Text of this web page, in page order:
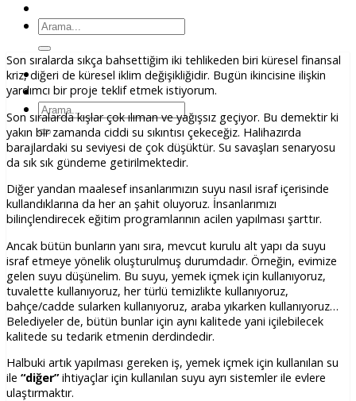
Ara:
Ara:
Son sıralarda sıkça bahsettiğim iki tehlikeden biri küresel finansal
kriz, diğeri de küresel iklim değişikliğidir. Bugün ikincisine ilişkin
yardımcı bir proje teklif etmek istiyorum.
Son sıralarda kışlar çok ılıman ve yağışsız geçiyor. Bu demektir ki
yakın bir zamanda ciddi su sıkıntısı çekeceğiz. Halihazırda
barajlardaki su seviyesi de çok düşüktür. Su savaşları senaryosu
da sık sık gündeme getirilmektedir.
Diğer yandan maalesef insanlarımızın suyu nasıl israf içerisinde
kullandıklarına da her an şahit oluyoruz. İnsanlarımızı
bilinçlendirecek eğitim programlarının acilen yapılması şarttır.
Ancak bütün bunların yanı sıra, mevcut kurulu alt yapı da suyu
israf etmeye yönelik oluşturulmuş durumdadır. Örneğin, evimize
gelen suyu düşünelim. Bu suyu, yemek içmek için kullanıyoruz,
tuvalette kullanıyoruz, her türlü temizlikte kullanıyoruz,
bahçe/cadde sularken kullanıyoruz, araba yıkarken kullanıyoruz…
Belediyeler de, bütün bunlar için aynı kalitede yani içilebilecek
kalitede su tedarik etmenin derdindedir.
Halbuki artık yapılması gereken iş, yemek içmek için kullanılan su
ile “diğer”ihtiyaçlar için kullanılan suyu ayrı sistemler ile evlere
ulaştırmaktır.